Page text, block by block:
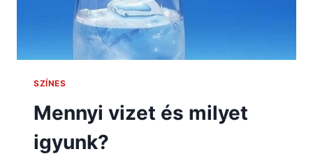
SZÍNES
Mennyi vizet és milyet
igyunk?